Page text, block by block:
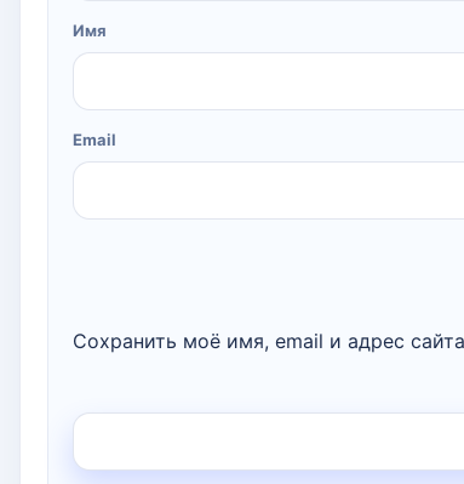
Имя
Email
Сохранить моё имя, email и адрес